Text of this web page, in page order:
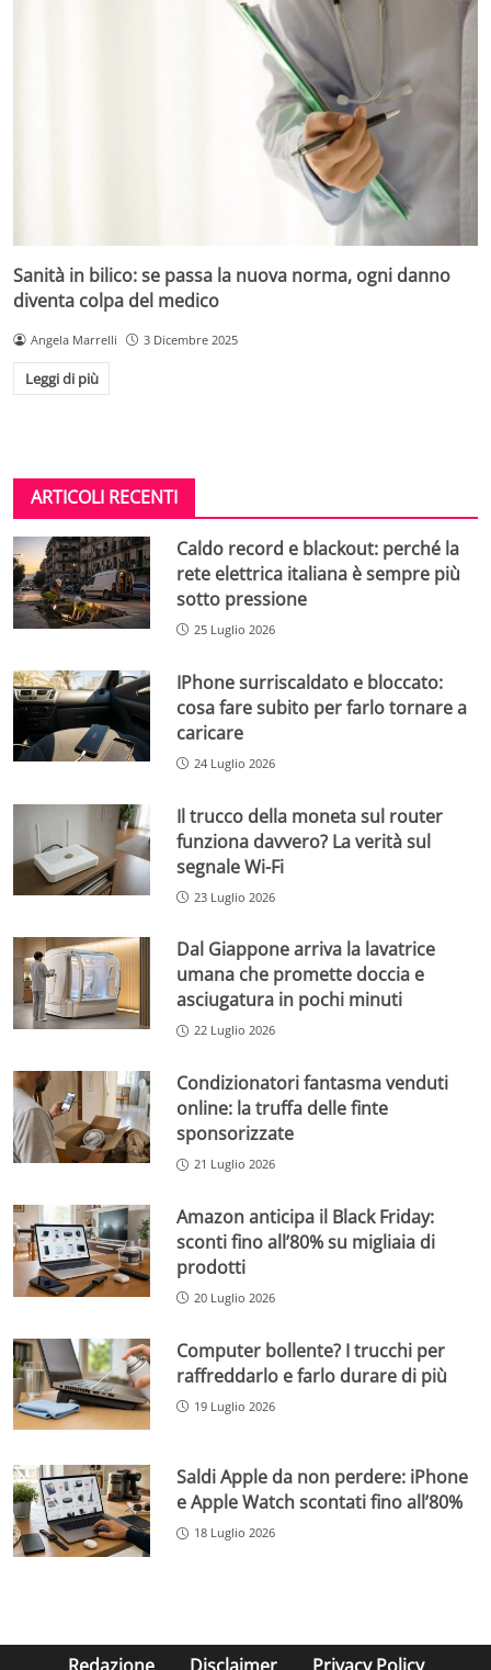
Sanità in bilico: se passa la nuova norma, ogni danno
diventa colpa del medico
Angela Marrelli 3 Dicembre 2025
Leggi di più
ARTICOLI RECENTI
Caldo record e blackout: perché la
rete elettrica italiana è sempre più
sotto pressione
25 Luglio 2026
IPhone surriscaldato e bloccato:
cosa fare subito per farlo tornare a
caricare
24 Luglio 2026
Il trucco della moneta sul router
funziona davvero? La verità sul
segnale Wi-Fi
23 Luglio 2026
Dal Giappone arriva la lavatrice
umana che promette doccia e
asciugatura in pochi minuti
22 Luglio 2026
Condizionatori fantasma venduti
online: la truffa delle finte
sponsorizzate
21 Luglio 2026
Amazon anticipa il Black Friday:
sconti fino all’80% su migliaia di
prodotti
20 Luglio 2026
Computer bollente? I trucchi per
raffreddarlo e farlo durare di più
19 Luglio 2026
Saldi Apple da non perdere: iPhone
e Apple Watch scontati fino all’80%
18 Luglio 2026